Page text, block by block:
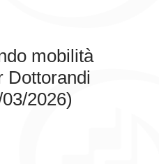
mobilità
Dottorandi
2026)